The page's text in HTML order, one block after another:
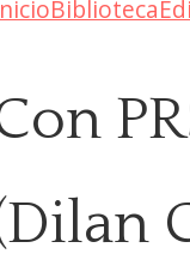
Biblioteca